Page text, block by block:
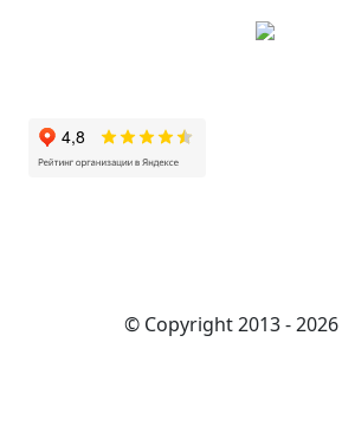
© Copyright 2013 -